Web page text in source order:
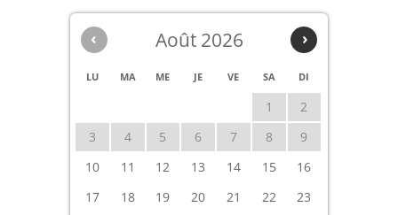
‹ ›
Août 2026
LU MA ME JE VE SA DI
1
2
3
4 5 6 7 8
9
10
11 12 13 14 15
16
17
18 19 20 21 22
23